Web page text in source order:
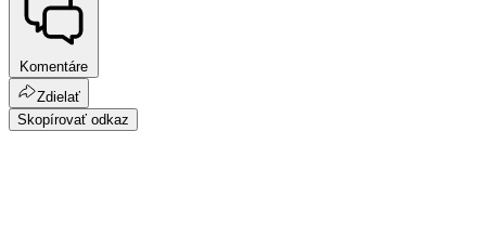
Komentáre
Zdielať
Skopírovať odkaz